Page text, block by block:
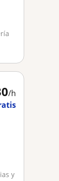
/h
y